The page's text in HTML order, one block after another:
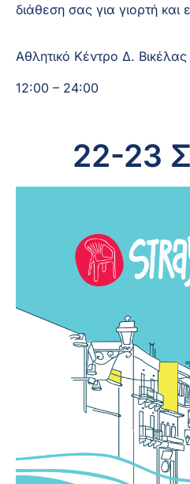
διάθεση σας για γιορτή και
Αθλητικό Κέντρο Δ. Βικέλας
12:00 – 24:00
22-23